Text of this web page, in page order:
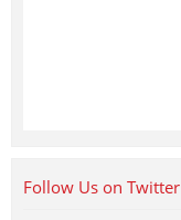
Follow Us on Twitter